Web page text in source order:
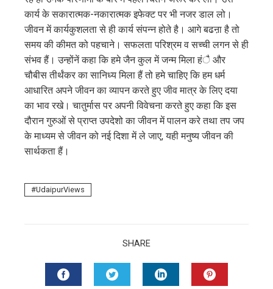
कार्य के सकारात्मक-नकारात्मक इफेक्ट पर भी नजर डाल लो।
जीवन में कार्यकुशलता से ही कार्य संपन्न होते है। आगे बढऩा है तो
समय की कीमत को पहचाने। सफलता परिश्रम व सच्ची लगन से ही
संभव हैं। उन्होंनें कहा कि हमे जैन कुल में जन्म मिला हंै और
चौबीस तीर्थंकर का सानिध्य मिला हैं तो हमे चाहिए कि हम धर्म
आधारित अपने जीवन का व्यापन करते हुए जीव मात्र के लिए दया
का भाव रखे। चातुर्मास पर अपनी विवेचना करते हुए कहा कि इस
दौरान गुरुओं से प्राप्त उपदेशो का जीवन में पालन करे तथा तप जप
के माध्यम से जीवन को नई दिशा में ले जाए, यही मनुष्य जीवन की
सार्थकता हैं।
UdaipurViews
SHARE